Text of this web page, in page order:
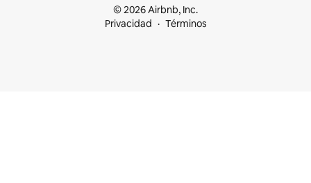
© 2026 Airbnb, Inc.
Privacidad
Términos